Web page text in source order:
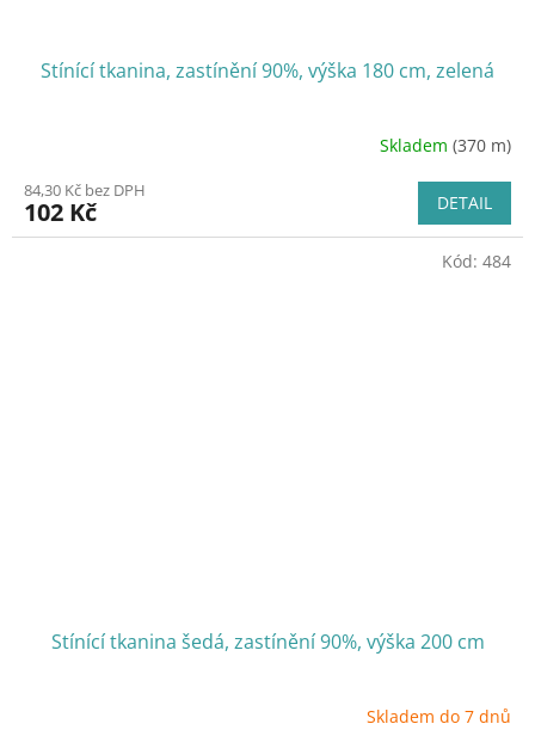
Stínící tkanina, zastínění 90%, výška 180 cm, zelená
Skladem (370 m)
84,30 Kč bez DPH
102 Kč DETAIL
Stínící tkanina šedá, zastínění 90%, výška 200 cm
Skladem do 7 dnů
Kód: 484